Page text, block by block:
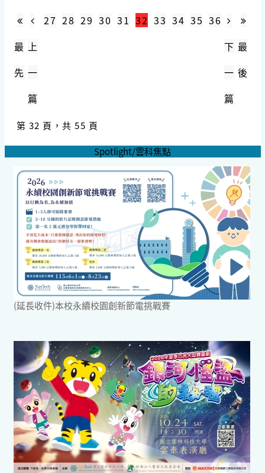
最
先
上
一
篇
27 28 29 30 31 32 33 34 35 36
下
一
篇
最
後
第 32 頁，共 55 頁
Spotlight/雲科焦點
(延長收件)本校永續校園創新節電挑戰賽